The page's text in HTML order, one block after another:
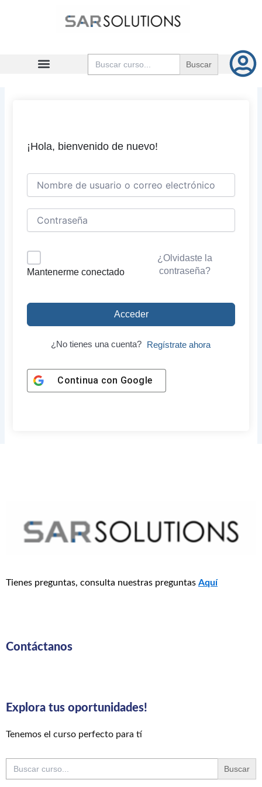
Buscar:
¡Hola, bienvenido de nuevo!
Mantenerme conectado
¿Olvidaste la
contraseña?
Acceder
¿No tienes una cuenta? Regístrate ahora
Continua con Google
Tienes preguntas, consulta nuestras preguntas Aquí
Contáctanos
Explora tus oportunidades!
Tenemos el curso perfecto para tí
Buscar: